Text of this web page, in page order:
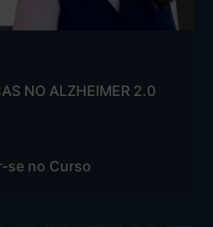
NO ALZHEIMER 2.0
se no Curso